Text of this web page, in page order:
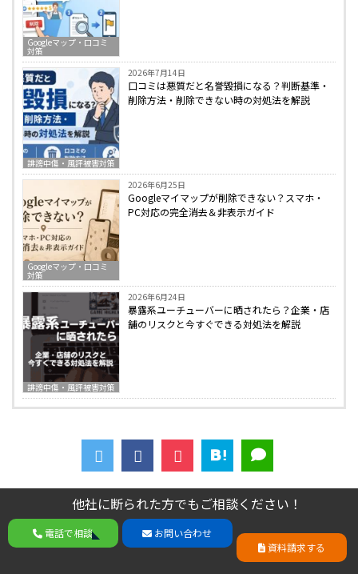
他社に断られた方でもご相談ください！
電話で相談 お問い合わせ 資料請求する
Googleマップ・口コミ
対策
誹謗中傷・風評被害対策
2026年7月14日
口コミは悪質だと名誉毀損になる？判断基準・
削除方法・削除できない時の対処法を解説
Googleマップ・口コミ
対策
2026年6月25日
Googleマイマップが削除できない？スマホ・
PC対応の完全消去＆非表示ガイド
誹謗中傷・風評被害対策
2026年6月24日
暴露系ユーチューバーに晒されたら？企業・店
舗のリスクと今すぐできる対処法を解説
人気記事
他社に断られた方でもご相談ください！
電話で相談
お問い合わせ
資料請求する